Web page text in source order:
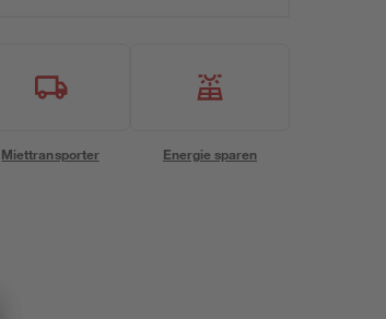
Miettransporter Energie sparen